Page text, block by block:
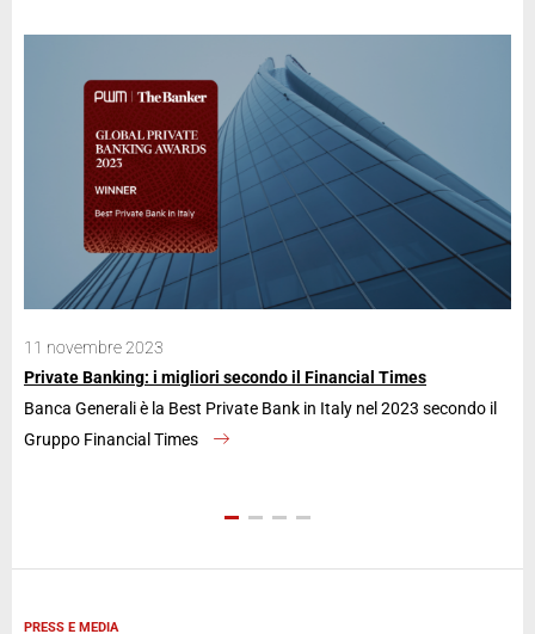
11 novembre 2023
Private Banking: i migliori secondo il Financial Times
Banca Generali è la Best Private Bank in Italy nel 2023 secondo il
Gruppo Financial Times
PRESS E MEDIA